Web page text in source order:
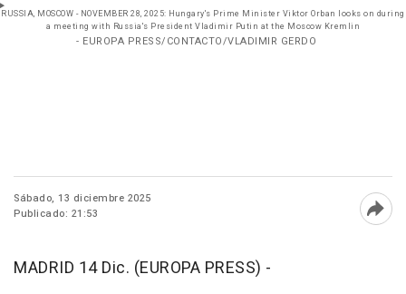
RUSSIA, MOSCOW - NOVEMBER 28, 2025: Hungary's Prime Minister Viktor Orban looks on during
a meeting with Russia's President Vladimir Putin at the Moscow Kremlin
- EUROPA PRESS/CONTACTO/VLADIMIR GERDO
Sábado, 13 diciembre 2025
Publicado: 21:53
MADRID 14 Dic. (EUROPA PRESS) -